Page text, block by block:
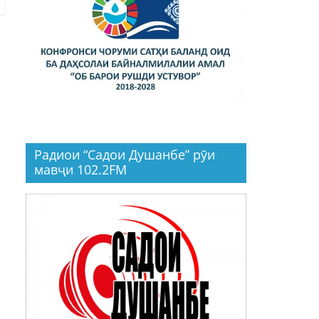
Радиои “Садои Душанбе” рӯи
мавҷи 102.2FM